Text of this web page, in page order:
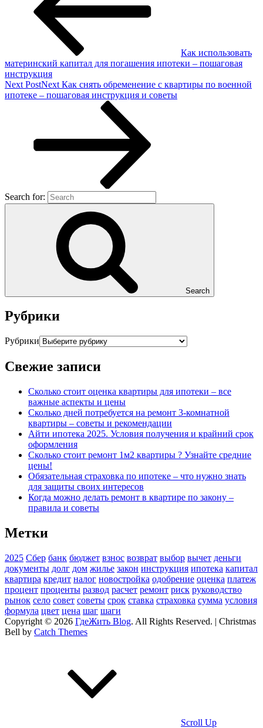
Как использовать
материнский капитал для погашения ипотеки – пошаговая
инструкция
Next PostNext Как снять обременение с квартиры по военной
ипотеке – пошаговая инструкция и советы
Search for:
Search
Рубрики
Рубрики
Свежие записи
Сколько стоит оценка квартиры для ипотеки – все
важные аспекты и цены
Сколько дней потребуется на ремонт 3-комнатной
квартиры – советы и рекомендации
Айти ипотека 2025. Условия получения и крайний срок
оформления
Сколько стоит ремонт 1м2 квартиры ? Узнайте средние
цены!
Обязательная страховка по ипотеке – что нужно знать
для защиты своих интересов
Когда можно делать ремонт в квартире по закону –
правила и советы
Метки
2025 Сбер банк бюджет взнос возврат выбор вычет деньги
документы долг дом жилье закон инструкция ипотека капитал
квартира кредит налог новостройка одобрение оценка платеж
процент проценты развод расчет ремонт риск руководство
рынок село совет советы срок ставка страховка сумма условия
формула цвет цена шаг шаги
Copyright © 2026 ГдеЖить Blog. All Rights Reserved. | Christmas
Bell by Catch Themes
Scroll Up